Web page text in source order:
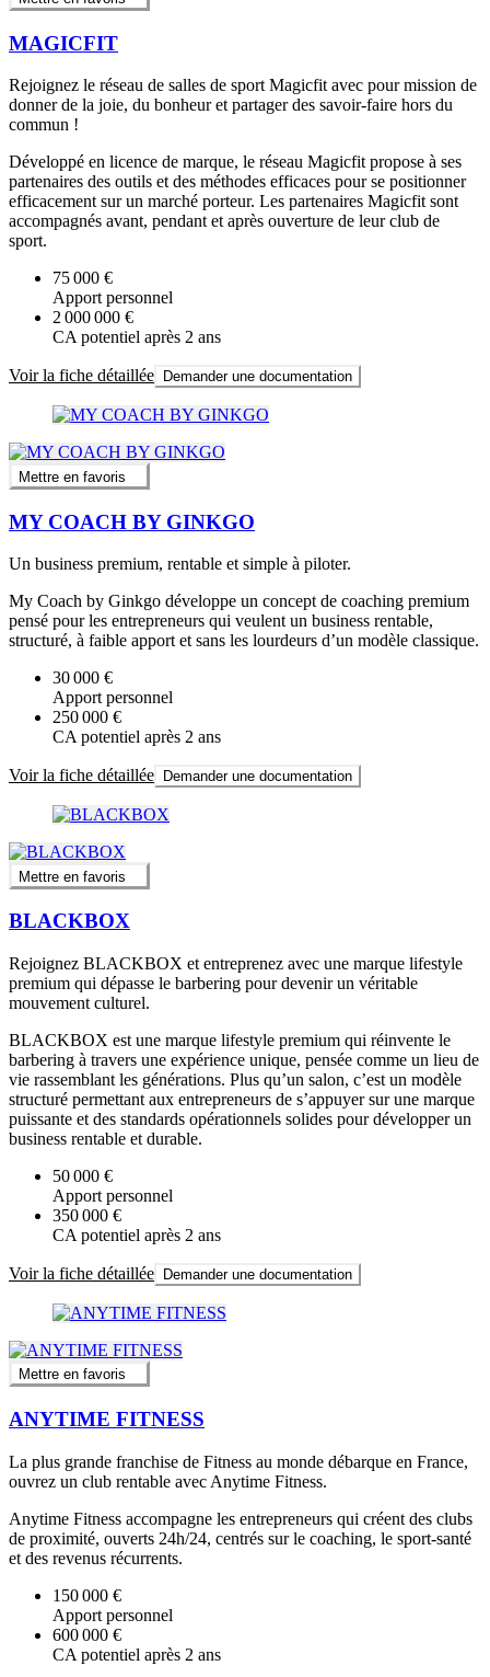
MAGICFIT
Rejoignez le réseau de salles de sport Magicfit avec pour mission de
donner de la joie, du bonheur et partager des savoir-faire hors du
commun !
Développé en licence de marque, le réseau Magicfit propose à ses
partenaires des outils et des méthodes efficaces pour se positionner
efficacement sur un marché porteur. Les partenaires Magicfit sont
accompagnés avant, pendant et après ouverture de leur club de
sport.
75 000 €
Apport personnel
2 000 000 €
CA potentiel après 2 ans
Voir la fiche détaillée Demander une documentation
Mettre en favoris
MY COACH BY GINKGO
Un business premium, rentable et simple à piloter.
My Coach by Ginkgo développe un concept de coaching premium
pensé pour les entrepreneurs qui veulent un business rentable,
structuré, à faible apport et sans les lourdeurs d’un modèle classique.
30 000 €
Apport personnel
250 000 €
CA potentiel après 2 ans
Voir la fiche détaillée Demander une documentation
Mettre en favoris
BLACKBOX
Rejoignez BLACKBOX et entreprenez avec une marque lifestyle
premium qui dépasse le barbering pour devenir un véritable
mouvement culturel.
BLACKBOX est une marque lifestyle premium qui réinvente le
barbering à travers une expérience unique, pensée comme un lieu de
vie rassemblant les générations. Plus qu’un salon, c’est un modèle
structuré permettant aux entrepreneurs de s’appuyer sur une marque
puissante et des standards opérationnels solides pour développer un
business rentable et durable.
50 000 €
Apport personnel
350 000 €
CA potentiel après 2 ans
Voir la fiche détaillée Demander une documentation
Mettre en favoris
ANYTIME FITNESS
La plus grande franchise de Fitness au monde débarque en France,
ouvrez un club rentable avec Anytime Fitness.
Anytime Fitness accompagne les entrepreneurs qui créent des clubs
de proximité, ouverts 24h/24, centrés sur le coaching, le sport-santé
et des revenus récurrents.
150 000 €
Apport personnel
600 000 €
CA potentiel après 2 ans